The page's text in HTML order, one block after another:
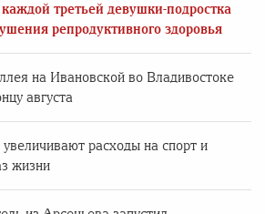
третьей девушки-подростка
репродуктивного здоровья
на Ивановской во Владивостоке
августа
расходы на спорт и
жизни